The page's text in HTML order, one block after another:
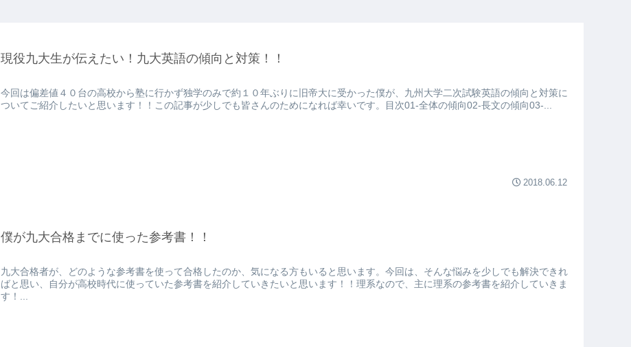
現役九大生が伝えたい！九大英語の傾向と対策！！
今回は偏差値４０台の高校から塾に行かず独学のみで約１０年ぶりに旧帝大に受かった僕が、九州大学二次試験英語の傾向と対策に
ついてご紹介したいと思います！！この記事が少しでも皆さんのためになれば幸いです。目次01-全体の傾向02-長文の傾向03-...
2018.06.12
僕が九大合格までに使った参考書！！
九大合格者が、どのような参考書を使って合格したのか、気になる方もいると思います。今回は、そんな悩みを少しでも解決できれ
ばと思い、自分が高校時代に使っていた参考書を紹介していきたいと思います！！理系なので、主に理系の参考書を紹介していきま
す！...